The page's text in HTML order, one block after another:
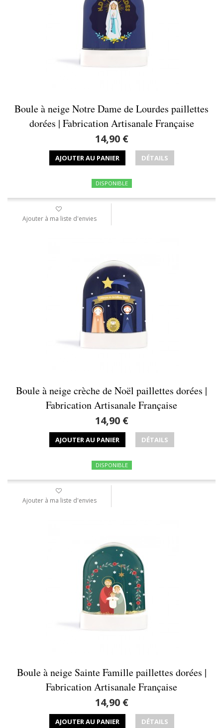
Boule à neige Notre Dame de Lourdes paillettes
dorées | Fabrication Artisanale Française
14,90 €
AJOUTER AU PANIER DÉTAILS
DISPONIBLE
Ajouter à ma liste d'envies
Boule à neige crèche de Noël paillettes dorées |
Fabrication Artisanale Française
14,90 €
AJOUTER AU PANIER DÉTAILS
DISPONIBLE
Ajouter à ma liste d'envies
Boule à neige Sainte Famille paillettes dorées |
Fabrication Artisanale Française
14,90 €
AJOUTER AU PANIER DÉTAILS